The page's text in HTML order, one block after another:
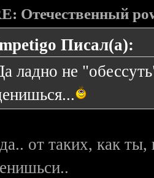
Отечественный
Писал(а):
ладно не
от таких, как ты,